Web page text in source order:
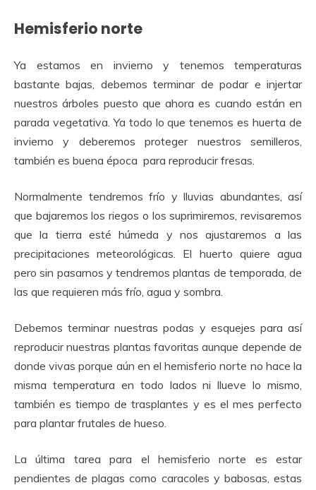
Hemisferio norte
Ya estamos en invierno y tenemos temperaturas
bastante bajas, debemos terminar de podar e injertar
nuestros árboles puesto que ahora es cuando están en
parada vegetativa. Ya todo lo que tenemos es huerta de
invierno y deberemos proteger nuestros semilleros,
también es buena época para reproducir fresas.
Normalmente tendremos frío y lluvias abundantes, así
que bajaremos los riegos o los suprimiremos, revisaremos
que la tierra esté húmeda y nos ajustaremos a las
precipitaciones meteorológicas. El huerto quiere agua
pero sin pasarnos y tendremos plantas de temporada, de
las que requieren más frío, agua y sombra.
Debemos terminar nuestras podas y esquejes para así
reproducir nuestras plantas favoritas aunque depende de
donde vivas porque aún en el hemisferio norte no hace la
misma temperatura en todo lados ni llueve lo mismo,
también es tiempo de trasplantes y es el mes perfecto
para plantar frutales de hueso.
La última tarea para el hemisferio norte es estar
pendientes de plagas como caracoles y babosas, estas